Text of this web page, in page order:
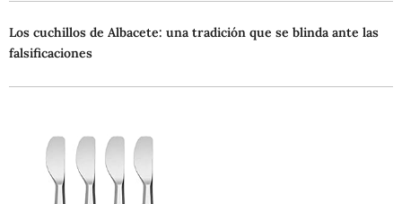
Los cuchillos de Albacete: una tradición que se blinda ante las
falsificaciones